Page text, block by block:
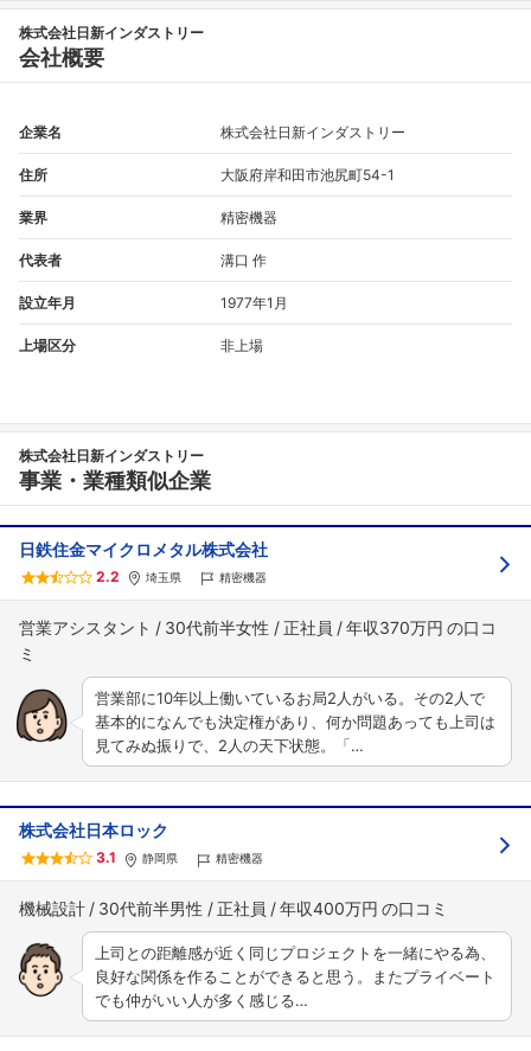
株式会社日新インダストリー
会社概要
企業名 株式会社日新インダストリー
住所 大阪府岸和田市池尻町54-1
業界 精密機器
代表者 溝口 作
設立年月 1977年1月
上場区分 非上場
株式会社日新インダストリー
事業・業種類似企業
日鉄住金マイクロメタル株式会社
2.2 埼玉県 精密機器
営業アシスタント 30代前半女性 正社員 年収370万円
営業部に10年以上働いているお局2人がいる。その2人で
基本的になんでも決定権があり、何か問題あっても上司は
見てみぬ振りで、2人の天下状態。「…
株式会社日本ロック
3.1 静岡県 精密機器
機械設計 30代前半男性 正社員 年収400万円
上司との距離感が近く同じプロジェクトを一緒にやる為、
良好な関係を作ることができると思う。またプライベート
でも仲がいい人が多く感じる…